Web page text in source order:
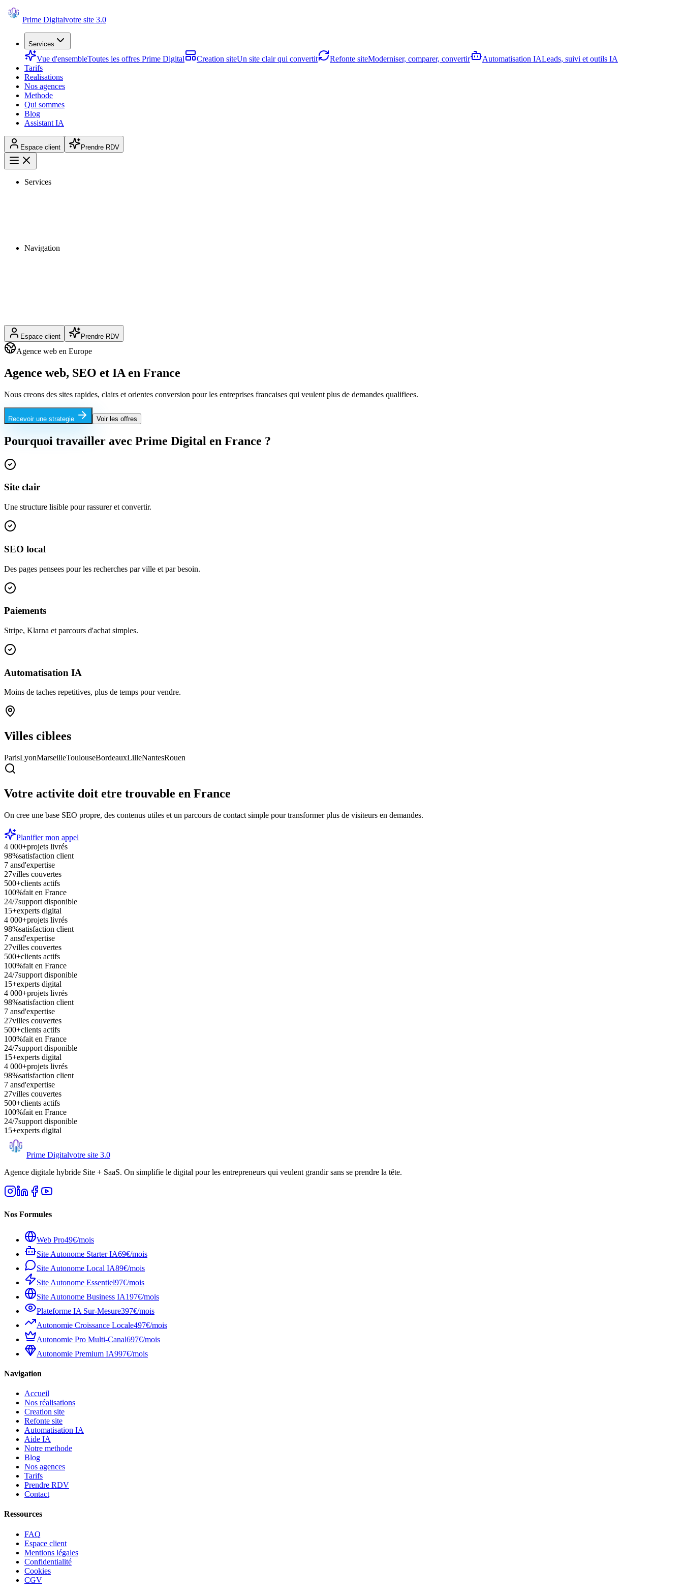
Prime Digitalvotre site 3.0
Services
Vue d'ensembleToutes les offres Prime Digital Creation siteUn site clair qui convertit Refonte siteModerniser, comparer, convertir Automatisation IALeads, suivi et outils IA
Tarifs
Realisations
Nos agences
Methode
Qui sommes
Blog
Assistant IA
Espace client Prendre RDV
Services
Navigation
Espace client Prendre RDV
Agence web en Europe
Agence web, SEO et IA en France
Nous creons des sites rapides, clairs et orientes conversion pour les entreprises francaises qui veulent plus de demandes qualifiees.
Recevoir une strategie Voir les offres
Pourquoi travailler avec Prime Digital en France ?
Site clair
Une structure lisible pour rassurer et convertir.
SEO local
Des pages pensees pour les recherches par ville et par besoin.
Paiements
Stripe, Klarna et parcours d'achat simples.
Automatisation IA
Moins de taches repetitives, plus de temps pour vendre.
Villes ciblees
ParisLyonMarseilleToulouseBordeauxLilleNantesRouen
Votre activite doit etre trouvable en France
On cree une base SEO propre, des contenus utiles et un parcours de contact simple pour transformer plus de visiteurs en demandes.
Planifier mon appel
4 000+projets livrés
98%satisfaction client
7 ansd'expertise
27villes couvertes
500+clients actifs
100%fait en France
24/7support disponible
15+experts digital
4 000+projets livrés
98%satisfaction client
7 ansd'expertise
27villes couvertes
500+clients actifs
100%fait en France
24/7support disponible
15+experts digital
4 000+projets livrés
98%satisfaction client
7 ansd'expertise
27villes couvertes
500+clients actifs
100%fait en France
24/7support disponible
15+experts digital
4 000+projets livrés
98%satisfaction client
7 ansd'expertise
27villes couvertes
500+clients actifs
100%fait en France
24/7support disponible
15+experts digital
Prime Digitalvotre site 3.0
Agence digitale hybride Site + SaaS. On simplifie le digital pour les entrepreneurs qui veulent grandir sans se prendre la tête.
Nos Formules
Web Pro49€/mois
Site Autonome Starter IA69€/mois
Site Autonome Local IA89€/mois
Site Autonome Essentiel97€/mois
Site Autonome Business IA197€/mois
Plateforme IA Sur-Mesure397€/mois
Autonomie Croissance Locale497€/mois
Autonomie Pro Multi-Canal697€/mois
Autonomie Premium IA997€/mois
Navigation
Accueil
Nos réalisations
Creation site
Refonte site
Automatisation IA
Aide IA
Notre methode
Blog
Nos agences
Tarifs
Prendre RDV
Contact
Ressources
FAQ
Espace client
Mentions légales
Confidentialité
Cookies
CGV